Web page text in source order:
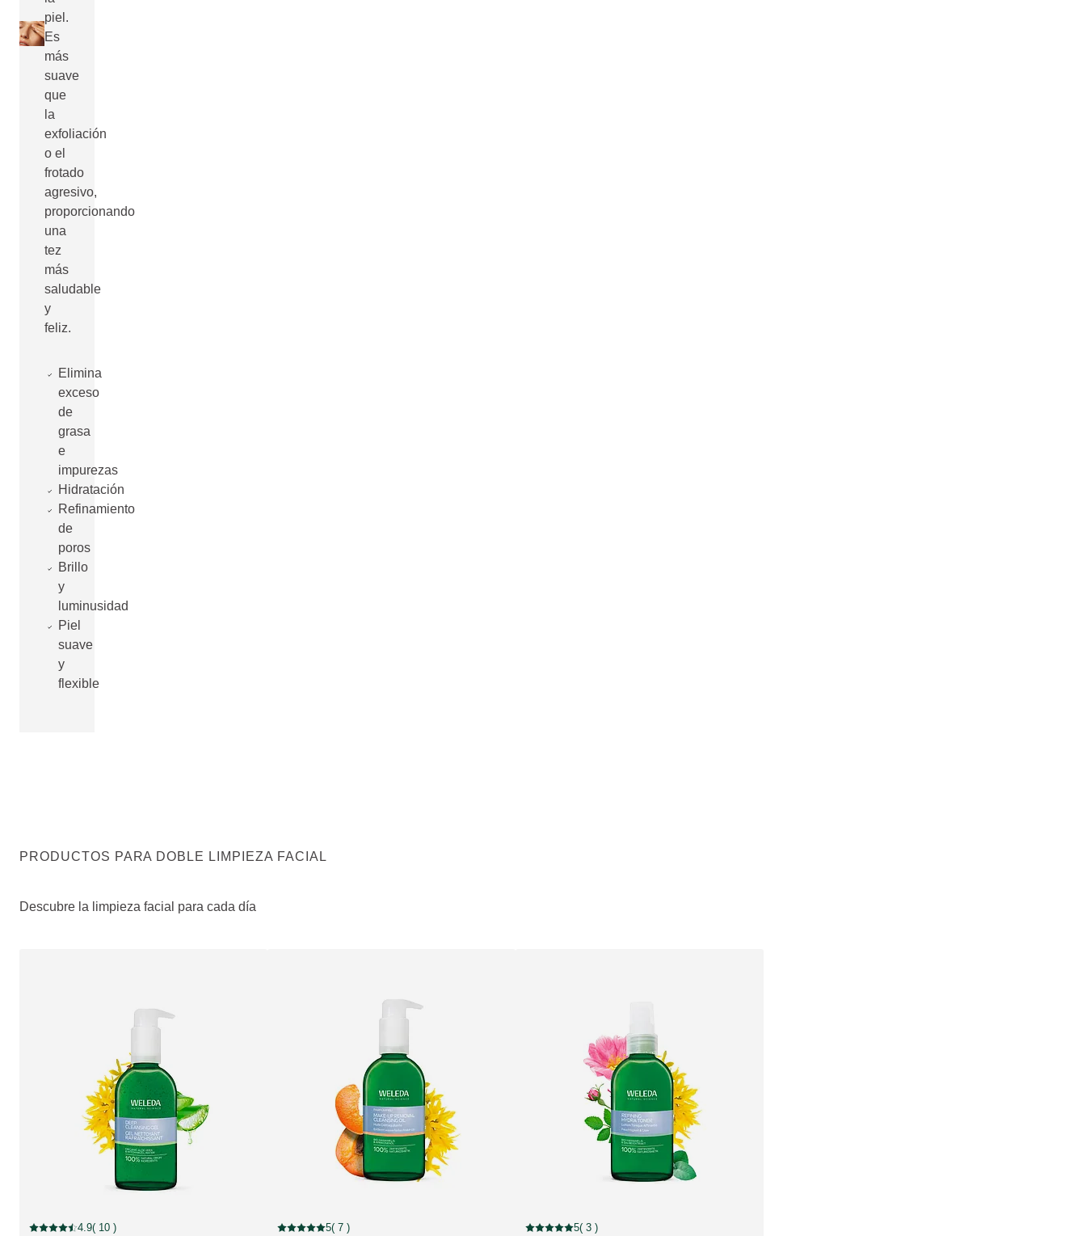
piel.
Es
más
suave
que
la
exfoliación
o el
frotado
agresivo,
proporcionando
una
tez
más
saludable
y
feliz.
Elimina
exceso
de
grasa
e
impurezas
Hidratación
Refinamiento
de
poros
Brillo
y
luminusidad
Piel
suave
y
flexible
PRODUCTOS PARA DOBLE LIMPIEZA FACIAL
Descubre la limpieza facial para cada día
Puntuación: 4.9 / 5 estrellas 10 valoraciones de usuarios
4.9( 10 ) Puntuación: 5 / 5 estrellas 7 valoraciones de usuarios
5( 7 ) Puntuación: 5 / 5 estrellas 3 valoraciones de usuarios
5( 3 )